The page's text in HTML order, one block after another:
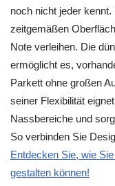
noch nicht jeder
zeitgemäßen
Note verleihen. Die
ermöglicht es,
Parkett ohne großen
seiner Flexibilität
Nassbereiche und
So verbinden Sie
Entdecken Sie, wie
gestalten können!